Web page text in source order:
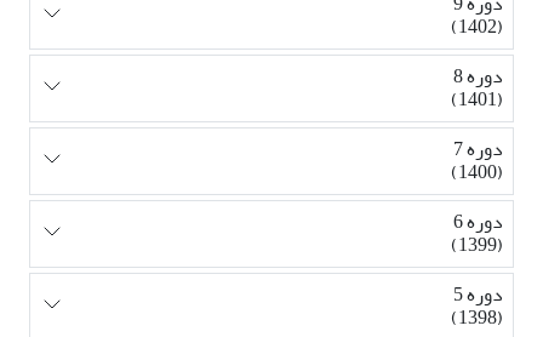
(1402)
دوره 8
(1401)
دوره 7
(1400)
دوره 6
(1399)
دوره 5
(1398)